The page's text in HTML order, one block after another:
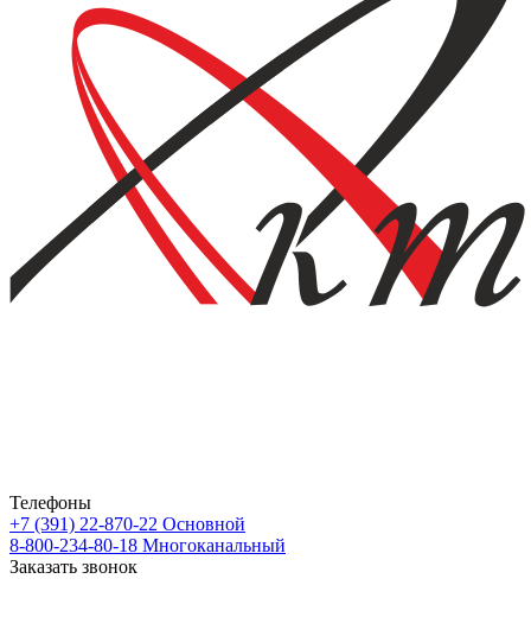
Телефоны
+7 (391) 22-870-22 Основной
8-800-234-80-18 Многоканальный
Заказать звонок